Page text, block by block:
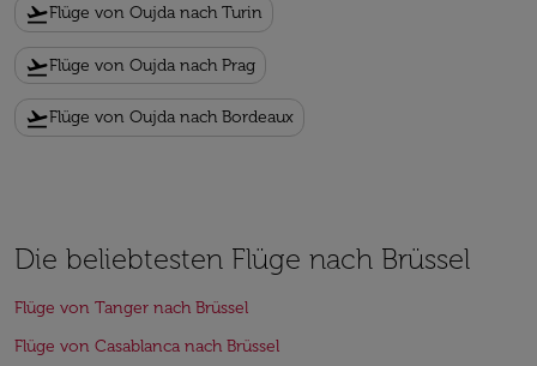
flight_takeoffFlüge von Oujda nach Turin
flight_takeoffFlüge von Oujda nach Prag
flight_takeoffFlüge von Oujda nach Bordeaux
Die beliebtesten Flüge nach Brüssel
Flüge von Tanger nach Brüssel
Flüge von Casablanca nach Brüssel